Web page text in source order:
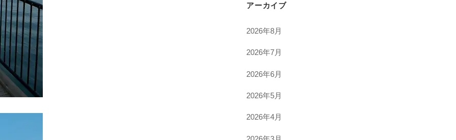
アーカイブ
2026年8月
2026年7月
2026年6月
2026年5月
2026年4月